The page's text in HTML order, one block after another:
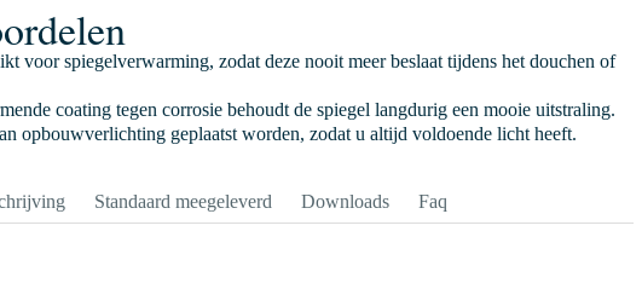
voor spiegelverwarming, zodat deze nooit meer beslaat tijdens het douchen of
coating tegen corrosie behoudt de spiegel langdurig een mooie uitstraling.
opbouwverlichting geplaatst worden, zodat u altijd voldoende licht heeft.
Standaard meegeleverd Downloads Faq